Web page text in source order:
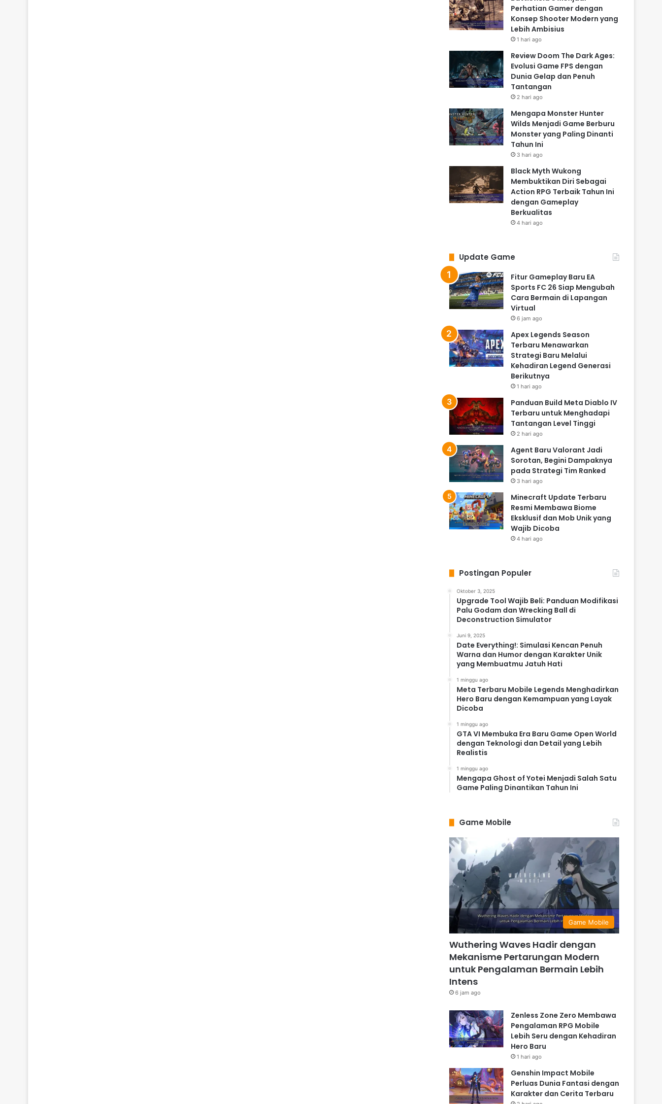
Perhatian Gamer dengan
Konsep Shooter Modern yang
Lebih Ambisius
1 hari ago
Review Doom The Dark Ages:
Evolusi Game FPS dengan
Dunia Gelap dan Penuh
Tantangan
2 hari ago
Mengapa Monster Hunter
Wilds Menjadi Game Berburu
Monster yang Paling Dinanti
Tahun Ini
3 hari ago
Black Myth Wukong
Membuktikan Diri Sebagai
Action RPG Terbaik Tahun Ini
dengan Gameplay
Berkualitas
4 hari ago
Update Game
Fitur Gameplay Baru EA
Sports FC 26 Siap Mengubah
Cara Bermain di Lapangan
Virtual
6 jam ago
Apex Legends Season
Terbaru Menawarkan
Strategi Baru Melalui
Kehadiran Legend Generasi
Berikutnya
1 hari ago
Panduan Build Meta Diablo IV
Terbaru untuk Menghadapi
Tantangan Level Tinggi
2 hari ago
Agent Baru Valorant Jadi
Sorotan, Begini Dampaknya
pada Strategi Tim Ranked
3 hari ago
Minecraft Update Terbaru
Resmi Membawa Biome
Eksklusif dan Mob Unik yang
Wajib Dicoba
4 hari ago
Postingan Populer
Oktober 3, 2025
Upgrade Tool Wajib Beli: Panduan Modifikasi
Palu Godam dan Wrecking Ball di
Deconstruction Simulator
Juni 9, 2025
Date Everything!: Simulasi Kencan Penuh
Warna dan Humor dengan Karakter Unik
yang Membuatmu Jatuh Hati
1 minggu ago
Meta Terbaru Mobile Legends Menghadirkan
Hero Baru dengan Kemampuan yang Layak
Dicoba
1 minggu ago
GTA VI Membuka Era Baru Game Open World
dengan Teknologi dan Detail yang Lebih
Realistis
1 minggu ago
Mengapa Ghost of Yotei Menjadi Salah Satu
Game Paling Dinantikan Tahun Ini
Game Mobile
Game Mobile
Wuthering Waves Hadir dengan
Mekanisme Pertarungan Modern
untuk Pengalaman Bermain Lebih
Intens
6 jam ago
Zenless Zone Zero Membawa
Pengalaman RPG Mobile
Lebih Seru dengan Kehadiran
Hero Baru
1 hari ago
Genshin Impact Mobile
Perluas Dunia Fantasi dengan
Karakter dan Cerita Terbaru